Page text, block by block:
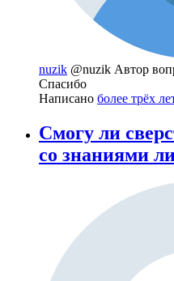
nuzik @nuzik Автор
Спасибо
Написано более трёх
Смогу ли
со знаниями